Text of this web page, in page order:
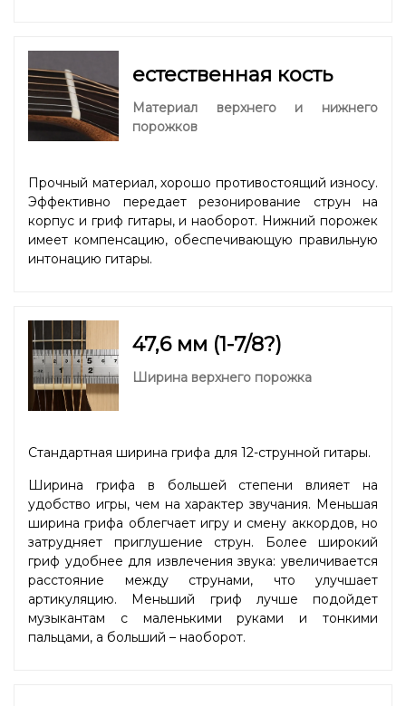
естественная кость
Материал верхнего и нижнего
порожков
Прочный материал, хорошо противостоящий износу.
Эффективно передает резонирование струн на
корпус и гриф гитары, и наоборот. Нижний порожек
имеет компенсацию, обеспечивающую правильную
интонацию гитары.
47,6 мм (1-7/8?)
Ширина верхнего порожка
Стандартная ширина грифа для 12-струнной гитары.
Ширина грифа в большей степени влияет на
удобство игры, чем на характер звучания. Меньшая
ширина грифа облегчает игру и смену аккордов, но
затрудняет приглушение струн. Более широкий
гриф удобнее для извлечения звука: увеличивается
расстояние между струнами, что улучшает
артикуляцию. Меньший гриф лучше подойдет
музыкантам с маленькими руками и тонкими
пальцами, а больший – наоборот.